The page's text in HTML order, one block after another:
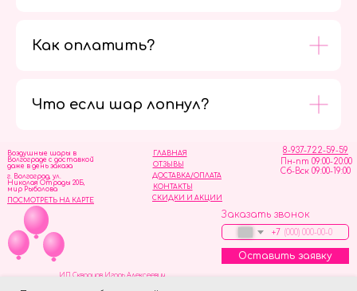
Как оплатить?
Что если шар лопнул?
ОТЗЫВЫ
ГЛАВНАЯ
ДОСТАВКА/ОПЛАТА
СКИДКИ И АКЦИИ
КОНТАКТЫ
8-937-722-59-59
Пн-пт 09:00-20:00
Сб-Вск 09:00-19:00
Воздушные шары в
Волгограде с доставкой
даже в день заказа
Заказать звонок
+7
Оставить заявку
г. Волгоград, ул.
Николая Отрады 20Б,
мир Рыболова
ПОСМОТРЕТЬ НА КАРТЕ
ИП Скворцов Игорь Алексеевич